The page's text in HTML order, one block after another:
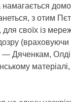
з отим
своїх із
Дяченкам, Олді